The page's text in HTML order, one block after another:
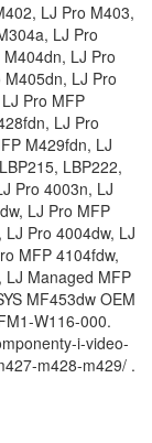
LJ Pro M403,
LJ Pro
LJ Pro
LJ Pro
Pro MFP
LJ Pro
M429fdn, LJ
LBP222,
Pro 4003n, LJ
LJ Pro MFP
Pro 4004dw, LJ
MFP 4104fdw,
LJ Managed MFP
MF453dw OEM
W116-000.
i-video-
m428-m429/ .